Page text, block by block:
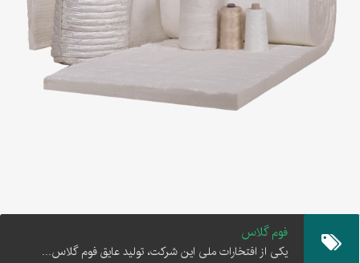
فوم گلاس
یکی از افتخارات ملی این شرکت، تولید عایق فوم گلاس...